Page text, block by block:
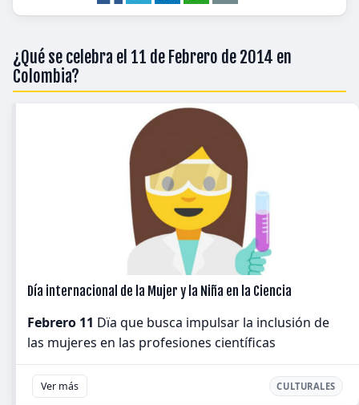
¿Qué se celebra el 11 de Febrero de 2014 en
Colombia?
Día internacional de la Mujer y la Niña en la Ciencia
Febrero 11 Dïa que busca impulsar la inclusión de
las mujeres en las profesiones científicas
Ver más CULTURALES